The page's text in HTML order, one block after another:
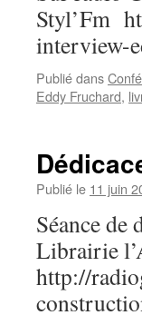
Styl’Fm
interview-
Publié dans
Eddy Fruchard,
Publié le 11 juin
Séance
Librairie
http://